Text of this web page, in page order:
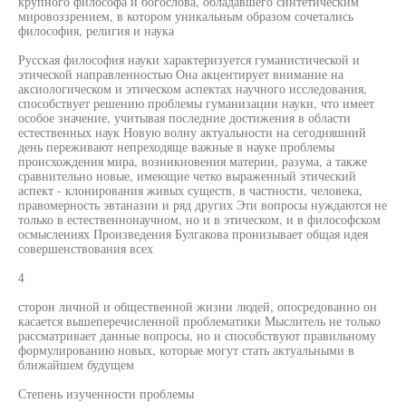
мировоззрением, в котором уникальным образом сочетались
философия, религия и наука
Русская философия науки характеризуется гуманистической и
этической направленностью Она акцентирует внимание на
аксиологическом и этическом аспектах научного исследования,
способствует решению проблемы гуманизации науки, что имеет
особое значение, учитывая последние достижения в области
естественных наук Новую волну актуальности на сегодняшний
день переживают непреходяще важные в науке проблемы
происхождения мира, возникновения материи, разума, а также
сравнительно новые, имеющие четко выраженный этический
аспект - клонирования живых существ, в частности, человека,
правомерность эвтаназии и ряд других Эти вопросы нуждаются не
только в естественнонаучном, но и в этическом, и в философском
осмыслениях Произведения Булгакова пронизывает общая идея
совершенствования всех
4
сторон личной и общественной жизни людей, опосредованно он
касается вышеперечисленной проблематики Мыслитель не только
рассматривает данные вопросы, но и способствуют правильному
формулированию новых, которые могут стать актуальными в
ближайшем будущем
Степень изученности проблемы